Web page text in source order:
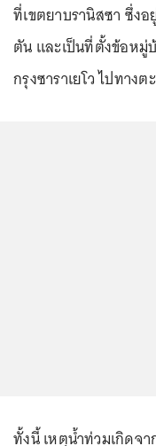
ที่เขตยาบรานิสซา ซึ่งอ
ตัน และเป็นที่ตั้งข้อหมู่
กรุงซาราเยโว ไปทาง
ทั้งนี้ เหตุน้ำท่วมเกิดจ